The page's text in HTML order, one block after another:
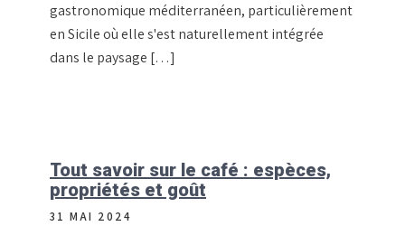
gastronomique méditerranéen, particulièrement
en Sicile où elle s'est naturellement intégrée
dans le paysage […]
Tout savoir sur le café : espèces,
propriétés et goût
31 MAI 2024